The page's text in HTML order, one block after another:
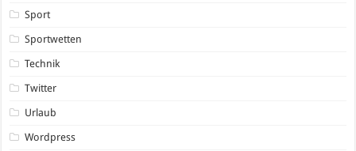
Sport
Sportwetten
Technik
Twitter
Urlaub
Wordpress